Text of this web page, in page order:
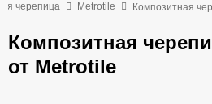
черепица Metrotile Композитная
Композитная
от Metrotile